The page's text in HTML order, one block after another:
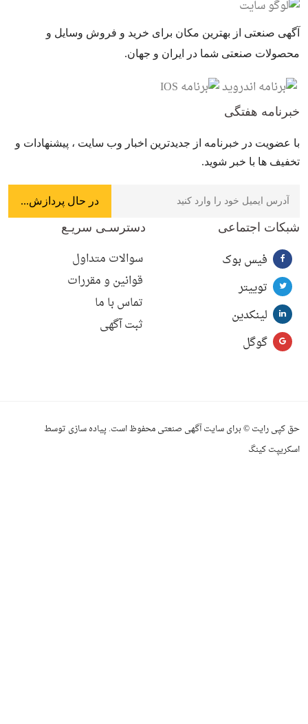
آگهی صنعتی از بهترین مکان برای خرید و فروش وسایل و
محصولات صنعتی شما در ایران و جهان.
خبرنامه هفتگی
با عضویت در خبرنامه از جدیدترین اخبار وب سایت ، پیشنهادات و
تخفیف ها با خبر شوید.
شبکات اجتماعی
فیس بوک
توییتر
لینکدین
گوگل
دسترسـی سریـع
سوالات متداول
قوانین و مقررات
تماس با ما
ثبت آگهی
حق کپی رایت © برای سایت آگهی صنعتی محفوظ است. پیاده سازی توسط
اسکریپت کینگ